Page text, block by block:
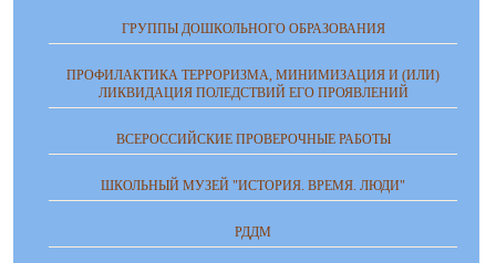
ГРУППЫ ДОШКОЛЬНОГО ОБРАЗОВАНИЯ
ПРОФИЛАКТИКА ТЕРРОРИЗМА, МИНИМИЗАЦИЯ И (ИЛИ)
ЛИКВИДАЦИЯ ПОЛЕДСТВИЙ ЕГО ПРОЯВЛЕНИЙ
ВСЕРОССИЙСКИЕ ПРОВЕРОЧНЫЕ РАБОТЫ
ШКОЛЬНЫЙ МУЗЕЙ "ИСТОРИЯ. ВРЕМЯ. ЛЮДИ"
РДДМ